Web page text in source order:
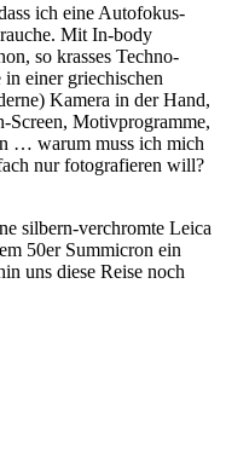
ich eine Autofokus-
Mit In-body
so krasses Techno-
einer griechischen
Kamera in der Hand,
Screen, Motivprogramme,
… warum muss ich mich
nur fotografieren will?
silbern-verchromte Leica
50er Summicron ein
uns diese Reise noch